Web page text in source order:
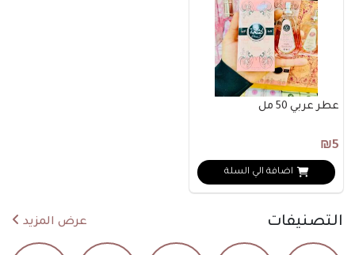
عطر عربي 50 مل
₪5
اضافة الي السلة
التصنيفات عرض المزيد